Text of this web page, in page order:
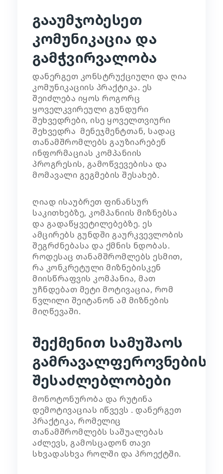
გააუმჯობესეთ
კომუნიკაცია და
გამჭვირვალობა
დანერგეთ კონსტრუქციული და ღია
კომუნიკაციის პრაქტიკა. ეს
შეიძლება იყოს როგორც
ყოველკვირეული გუნდური
შეხვედრები, ისე ყოველთვიური
შეხვედრა მენეჯმენტთან, სადაც
თანამშრომლებს გაუზიარებენ
ინფორმაციას კომპანიის
პროგრესის, გამოწვევებისა და
მომავალი გეგმების შესახებ.
ღიად ისაუბრეთ ფინანსურ
საკითხებზე, კომპანიის მიზნებსა
და გადაწყვეტილებებზე. ეს
ამცირებს გუნდში გაურკვევლობის
შეგრძნებასა და ქმნის ნდობას.
როდესაც თანამშრომლებს ესმით,
რა კონკრეტული მიზნებისკენ
მიისწრაფვის კომპანია, მათ
უჩნდებათ მეტი მოტივაცია, რომ
წვლილი შეიტანონ ამ მიზნების
მიღწევაში.
შექმენით სამუშაოს
გამრავალფეროვნების
შესაძლებლობები
მონოტონურობა და რუტინა
დემოტივაციას იწვევს . დანერგეთ
პრაქტიკა, რომელიც
თანამშრომლებს საშუალებას
აძლევს, გამოსცადონ თავი
სხვადასხვა როლში და პროექტში.